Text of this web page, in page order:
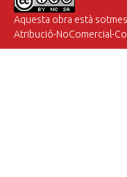
Aquesta obra està
Atribució-NoComercial-